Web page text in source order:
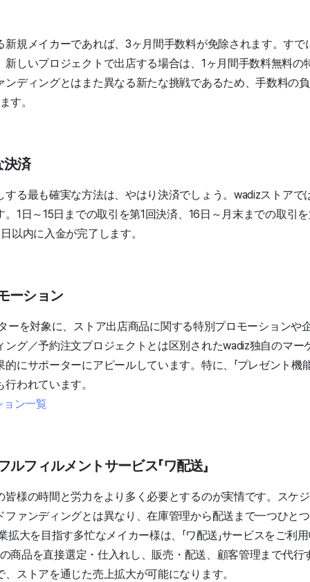
新規メイカーであれば、3ヶ月間手数料が免除されます。すで
新しいプロジェクトで出店する場合は、1ヶ月間手数料無料の
ンディングとはまた異なる新たな挑戦であるため、手数料の
す。
決済
する最も確実な方法は、やはり決済でしょう。wadizストアで
1日～15日までの取引を第1回決済、16日～月末までの取引
以内に入金が完了します。
ーション
ーを対象に、ストア出店商品に関する特別プロモーションや
ング／予約注文プロジェクトとは区別されたwadiz独自のマー
にサポーターにアピールしています。特に、「プレゼント機
われています。
ョン一覧
フィルメントサービス「ワ配送」
皆様の時間と労力をより多く必要とするのが実情です。スケ
ファンディングとは異なり、在庫管理から配送まで一つひと
拡大を目指す多忙なメイカー様は、「ワ配送」サービスをご利
商品を直接選定・仕入れし、販売・配送、顧客管理まで代行
ストアを通じた売上拡大が可能になります。